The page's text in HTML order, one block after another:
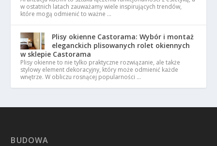
w ostatnich latach zauważamy wiele inspirujących trendów,
które mogą odmienić to ważne …
Plisy okienne Castorama: Wybór i montaż
eleganckich plisowanych rolet okiennych
w sklepie Castorama
Plisy okienne to nie tylko praktyczne rozwiązanie, ale także
stylowy element dekoracyjny, który może odmienić każde
wnętrze. W obliczu rosnącej popularności …
BUDOWA